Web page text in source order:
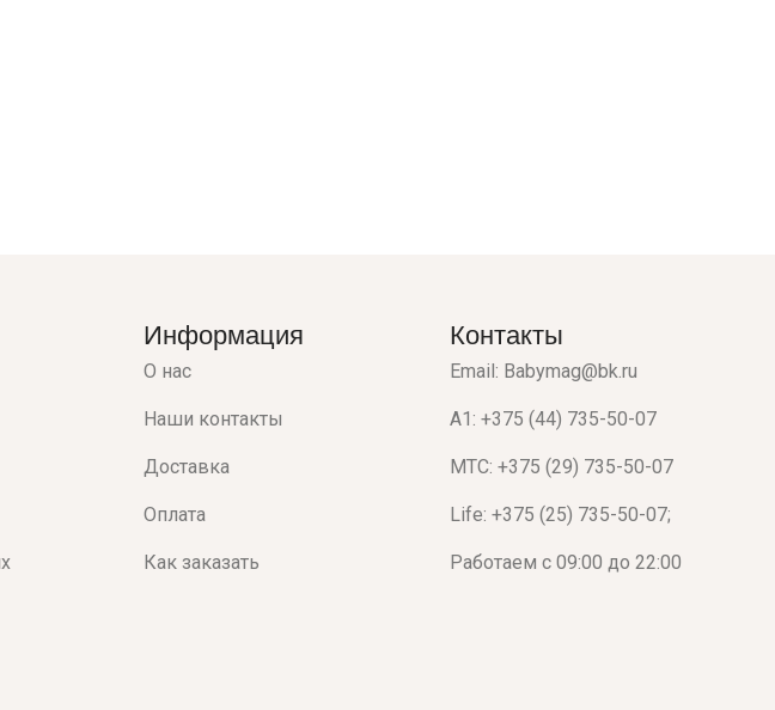
Информация
О нас
Наши контакты
Доставка
Оплата
Как заказать
Контакты
Email: Babymag@bk.ru
A1: +375 (44) 735-50-07
МТС: +375 (29) 735-50-07
Life: +375 (25) 735-50-07;
Работаем с 09:00 до 22:00